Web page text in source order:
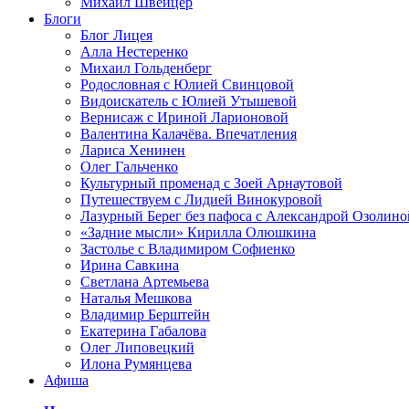
Блоги
Блог Лицея
Алла Нестеренко
Михаил Гольденберг
Родословная с Юлией Свинцовой
Видоискатель с Юлией Утышевой
Вернисаж с Ириной Ларионовой
Валентина Калачёва. Впечатления
Лариса Хенинен
Олег Гальченко
Культурный променад с Зоей Арнаутовой
Путешествуем с Лидией Винокуровой
Лазурный Берег без пафоса с Александрой
«Задние мысли» Кирилла Олюшкина
Застолье с Владимиром Софиенко
Ирина Савкина
Светлана Артемьева
Наталья Мешкова
Владимир Берштейн
Екатерина Габалова
Олег Липовецкий
Илона Румянцева
Афиша